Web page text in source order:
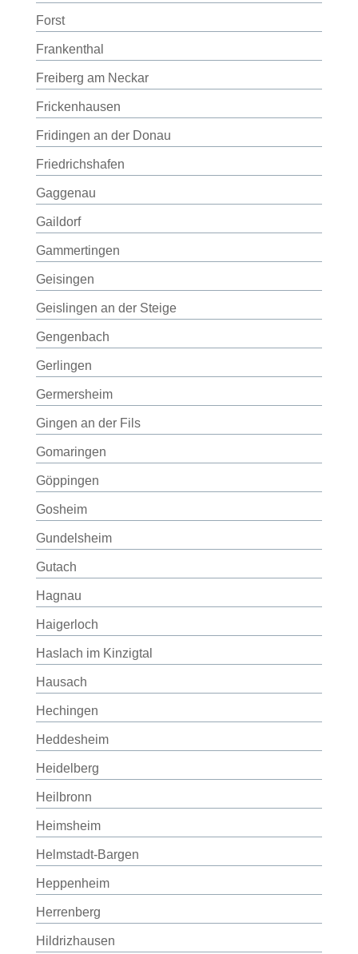
Forst
Frankenthal
Freiberg am Neckar
Frickenhausen
Fridingen an der Donau
Friedrichshafen
Gaggenau
Gaildorf
Gammertingen
Geisingen
Geislingen an der Steige
Gengenbach
Gerlingen
Germersheim
Gingen an der Fils
Gomaringen
Göppingen
Gosheim
Gundelsheim
Gutach
Hagnau
Haigerloch
Haslach im Kinzigtal
Hausach
Hechingen
Heddesheim
Heidelberg
Heilbronn
Heimsheim
Helmstadt-Bargen
Heppenheim
Herrenberg
Hildrizhausen